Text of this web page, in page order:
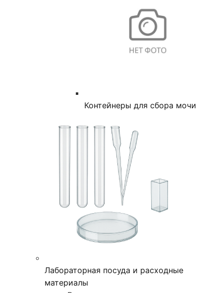
Контейнеры для сбора мочи
Лабораторная посуда и расходные
материалы